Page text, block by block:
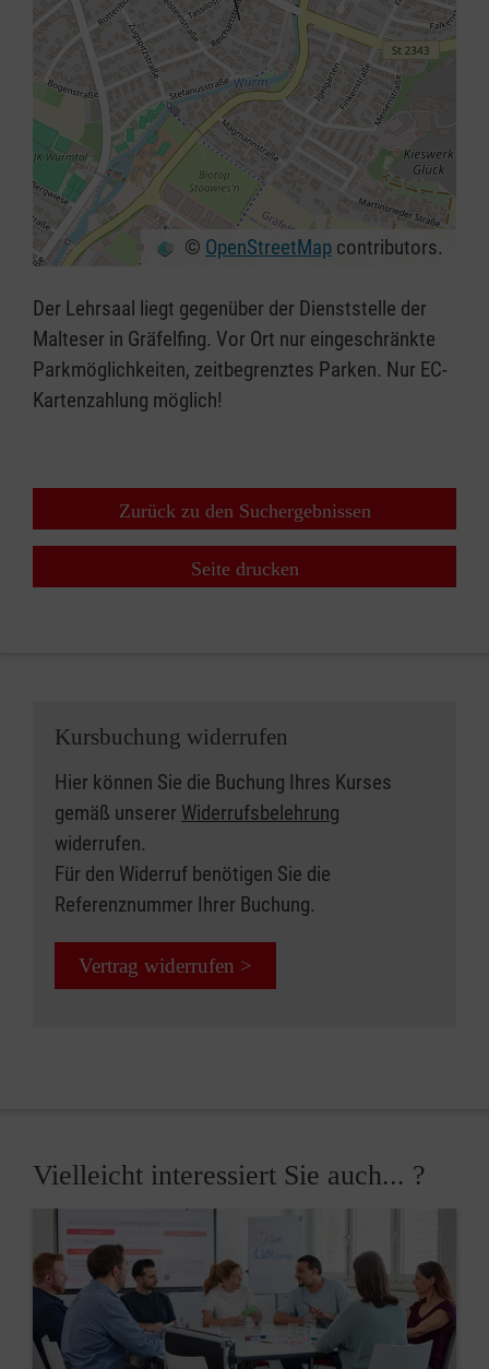
⇧
© OpenStreetMap contributors.
Der Lehrsaal liegt gegenüber der Dienststelle der
Malteser in Gräfelfing. Vor Ort nur eingeschränkte
Parkmöglichkeiten, zeitbegrenztes Parken. Nur EC-
Kartenzahlung möglich!
Zurück zu den Suchergebnissen
Seite drucken
Kursbuchung widerrufen
Hier können Sie die Buchung Ihres Kurses
gemäß unserer Widerrufsbelehrung
widerrufen.
Für den Widerruf benötigen Sie die
Referenznummer Ihrer Buchung.
Vertrag widerrufen >
Vielleicht interessiert Sie auch... ?